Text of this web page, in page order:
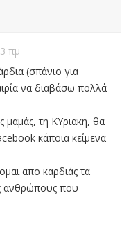
πμ
(σπάνιο για
να διαβάσω πολλά
μαμάς, τη ΚΥριακη, θα
κάποια κείμενα
απο καρδιάς τα
ανθρώπους που